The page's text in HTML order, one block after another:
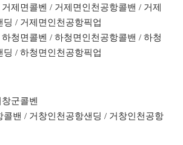
제면콜벤 / 거제면인천공항콜밴 / 거제
딩 / 거제면인천공항픽업
청면콜벤 / 하청면인천공항콜밴 / 하청
딩 / 하청면인천공항픽업
군콜벤
콜밴 / 거창인천공항샌딩 / 거창인천공항